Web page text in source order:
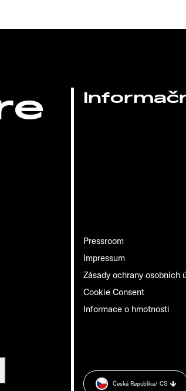
Pressroom
Impressum
Zásady ochrany osobních
Cookie Consent
Informace o hmotnosti
Česká Republika/ CS